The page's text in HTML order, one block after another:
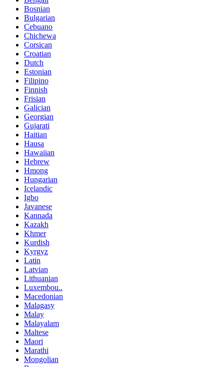
Bosnian
Bulgarian
Cebuano
Chichewa
Corsican
Croatian
Dutch
Estonian
Filipino
Finnish
Frisian
Galician
Georgian
Gujarati
Haitian
Hausa
Hawaiian
Hebrew
Hmong
Hungarian
Icelandic
Igbo
Javanese
Kannada
Kazakh
Khmer
Kurdish
Kyrgyz
Latin
Latvian
Lithuanian
Luxembou..
Macedonian
Malagasy
Malay
Malayalam
Maltese
Maori
Marathi
Mongolian